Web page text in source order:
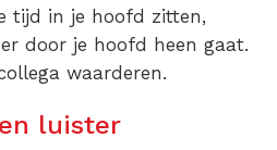
tijd in je hoofd zitten,
door je hoofd heen gaat.
waarderen.
luister